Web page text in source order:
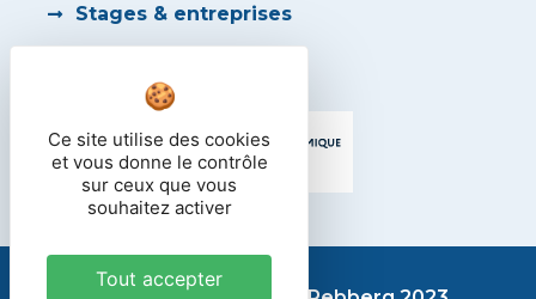
Stages & entreprises
Ce site utilise des cookies
et vous donne le contrôle
sur ceux que vous
souhaitez activer
Tout accepter